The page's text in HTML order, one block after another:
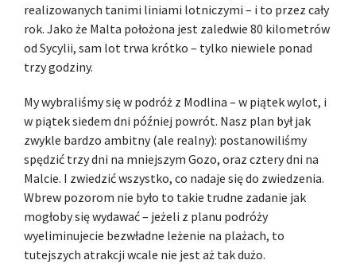
realizowanych tanimi liniami lotniczymi – i to przez cały
rok. Jako że Malta położona jest zaledwie 80 kilometrów
od Sycylii, sam lot trwa krótko – tylko niewiele ponad
trzy godziny.
My wybraliśmy się w podróż z Modlina – w piątek wylot, i
w piątek siedem dni później powrót. Nasz plan był jak
zwykle bardzo ambitny (ale realny): postanowiliśmy
spędzić trzy dni na mniejszym Gozo, oraz cztery dni na
Malcie. I zwiedzić wszystko, co nadaje się do zwiedzenia.
Wbrew pozorom nie było to takie trudne zadanie jak
mogłoby się wydawać – jeżeli z planu podróży
wyeliminujecie bezwładne leżenie na plażach, to
tutejszych atrakcji wcale nie jest aż tak dużo.